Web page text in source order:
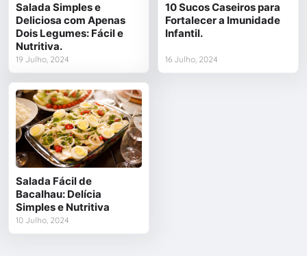
Salada Simples e
Deliciosa com Apenas
Dois Legumes: Fácil e
Nutritiva.
19 Julho, 2024
10 Sucos Caseiros para
Fortalecer a Imunidade
Infantil.
16 Julho, 2024
Salada Fácil de
Bacalhau: Delícia
Simples e Nutritiva
10 Julho, 2024